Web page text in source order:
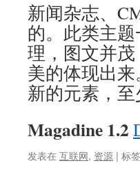
新闻杂志、
的。此类主
理，图文并
美的体现出
新的元素，
Magadine 1.2
发表在 互联网, 资源 | 标